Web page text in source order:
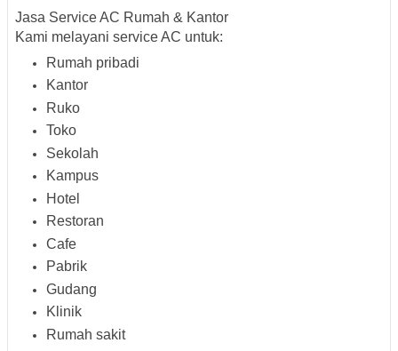
Jasa Service AC Rumah & Kantor
Kami melayani service AC untuk:
Rumah pribadi
Kantor
Ruko
Toko
Sekolah
Kampus
Hotel
Restoran
Cafe
Pabrik
Gudang
Klinik
Rumah sakit